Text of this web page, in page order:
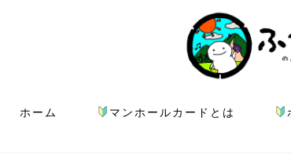
ホーム マンホールカードとは